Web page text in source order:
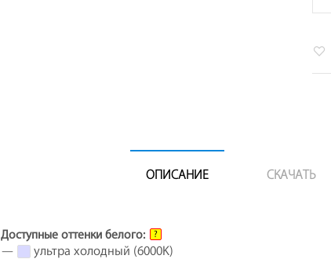
ОПИСАНИЕ СКАЧАТЬ
Доступные оттенки белого: ?
—
ультра холодный (6000K)